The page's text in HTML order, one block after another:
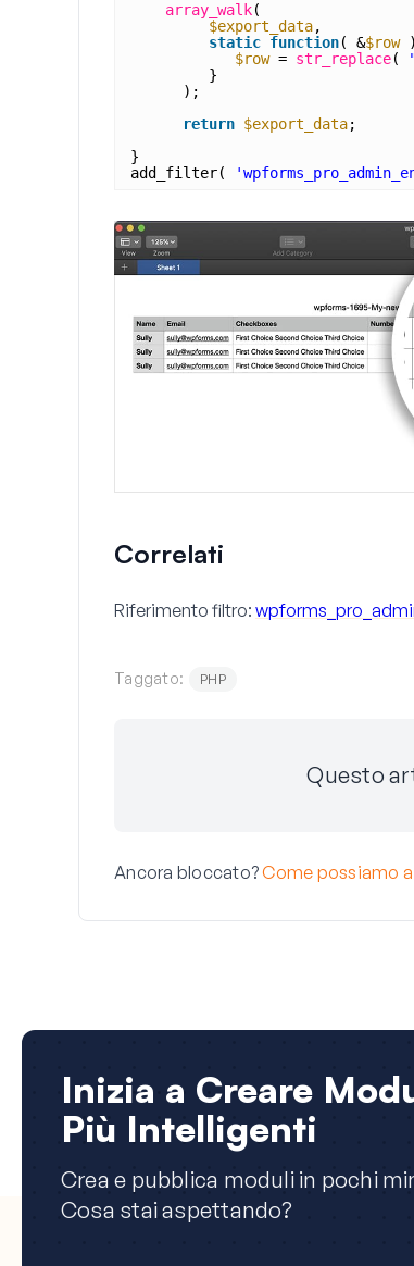
array_walk(
$export_data,
static function( &$row
$row = str_replace(
}
);
return $export_data;
}
add_filter(
Correlati
Riferimento filtro:
Taggato: PHP
Questo
Ancora bloccato?Come possiamo
Inizia a Creare
Più Intelligenti
Crea e pubblica moduli in pochi
Cosa stai aspettando?